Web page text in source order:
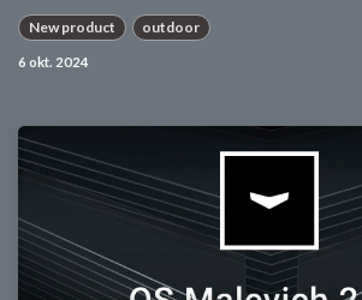
New product outdoor
6 okt. 2024